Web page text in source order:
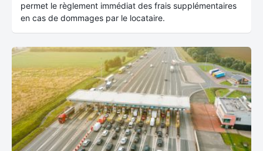
permet le règlement immédiat des frais supplémentaires
en cas de dommages par le locataire.